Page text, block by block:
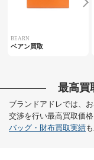
BEARN
ベアン買取
最高買
ブランドアドレでは、
交渉を行い最高買取価
バッグ・財布買取実績